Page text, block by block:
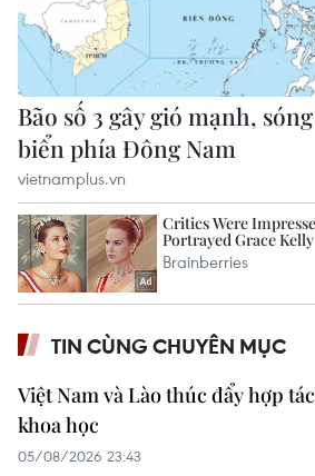
TIN CÙNG CHUYÊN MỤC
Việt Nam và Lào thúc đẩy hợp tác
khoa học
05/08/2026 23:43